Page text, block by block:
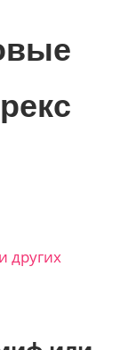
других